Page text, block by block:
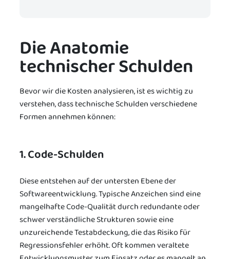
Die Anatomie
technischer Schulden
Bevor wir die Kosten analysieren, ist es wichtig zu
verstehen, dass technische Schulden verschiedene
Formen annehmen können:
1. Code-Schulden
Diese entstehen auf der untersten Ebene der
Softwareentwicklung. Typische Anzeichen sind eine
mangelhafte Code-Qualität durch redundante oder
schwer verständliche Strukturen sowie eine
unzureichende Testabdeckung, die das Risiko für
Regressionsfehler erhöht. Oft kommen veraltete